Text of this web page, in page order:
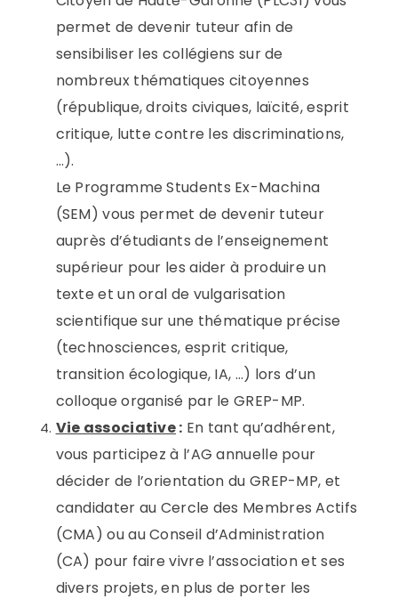
permet de devenir tuteur afin de
sensibiliser les collégiens sur de
nombreux thématiques citoyennes
(république, droits civiques, laïcité, esprit
critique, lutte contre les discriminations,
…).
Le Programme Students Ex-Machina
(SEM) vous permet de devenir tuteur
auprès d’étudiants de l’enseignement
supérieur pour les aider à produire un
texte et un oral de vulgarisation
scientifique sur une thématique précise
(technosciences, esprit critique,
transition écologique, IA, …) lors d’un
colloque organisé par le GREP-MP.
Vie associative: En tant qu’adhérent,
vous participez à l’AG annuelle pour
décider de l’orientation du GREP-MP, et
candidater au Cercle des Membres Actifs
(CMA) ou au Conseil d’Administration
(CA) pour faire vivre l’association et ses
divers projets, en plus de porter les